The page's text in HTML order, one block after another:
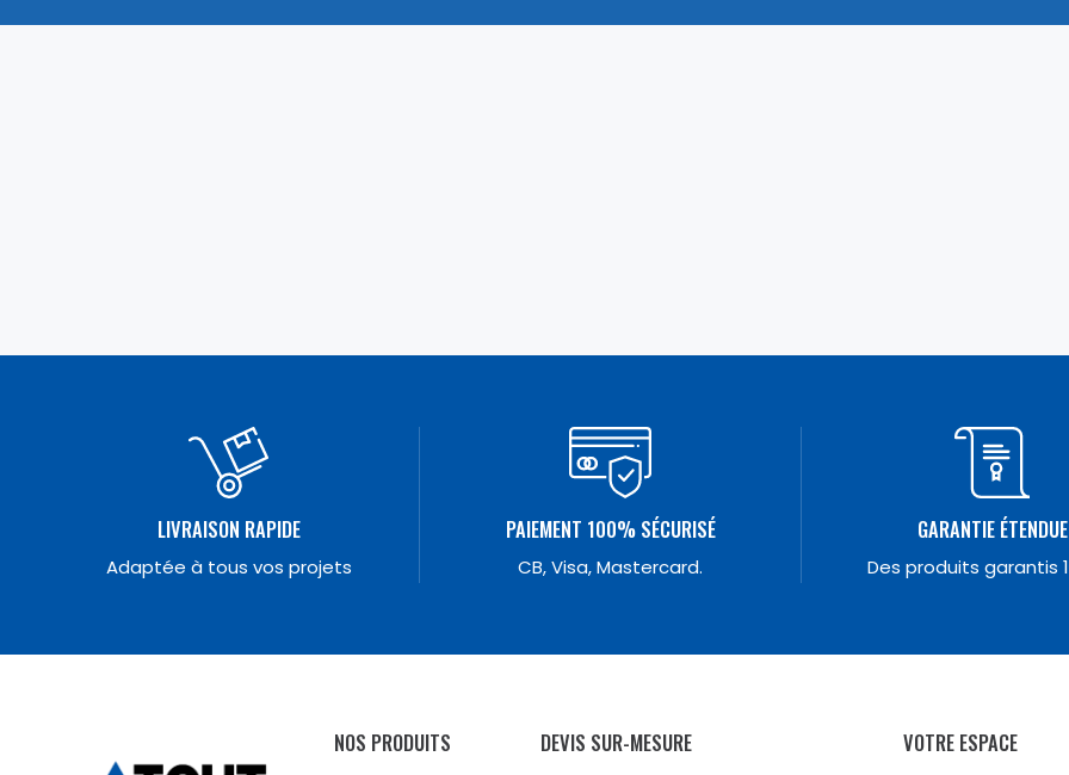
LIVRAISON RAPIDE
Adaptée à tous vos projets
PAIEMENT 100% SÉCURISÉ
CB, Visa, Mastercard.
GARANTIE ÉTENDUE
Des produits garantis
NOS PRODUITS DEVIS SUR-MESURE VOTRE ESPACE